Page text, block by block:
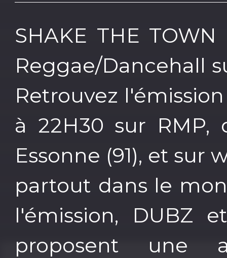
SHAKE THE
Reggae/Dancehall
Retrouvez
à 22H30 sur RMP,
Essonne (91), et sur
partout dans le
l'émission, DUBZ
proposent une